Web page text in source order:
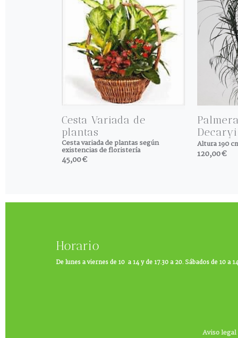
Cesta Variada de
plantas
Cesta variada de plantas según
existencias de floristería
45,00 €
Decaryi
Altura 190
120,00 €
Horario
De lunes a viernes de 10 a 14 y de 17.30 a 20. Sábados de 10 a
Aviso legal